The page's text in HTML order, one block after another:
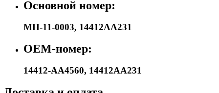
Основной номер:
MH-11-0003, 14412AA231
OEM-номер:
14412-AA4560, 14412AA231